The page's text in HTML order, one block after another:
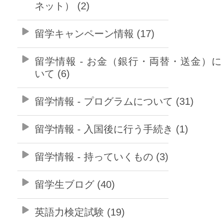
ネット） (2)
留学キャンペーン情報 (17)
留学情報 - お金（銀行・両替・送金）
いて (6)
留学情報 - プログラムについて (31)
留学情報 - 入国後に行う手続き (1)
留学情報 - 持っていくもの (3)
留学生ブログ (40)
英語力検定試験 (19)